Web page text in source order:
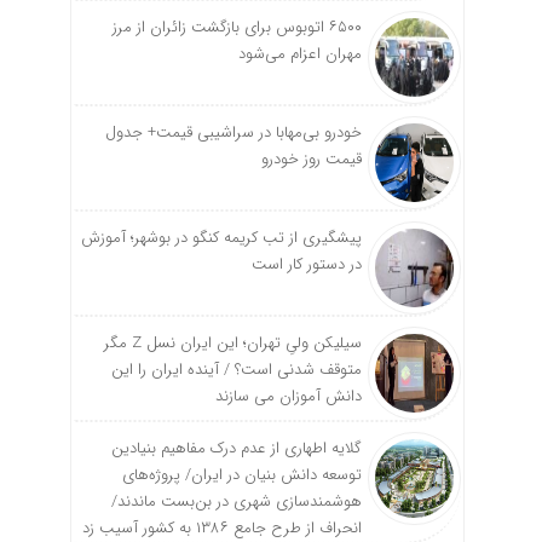
۶۵۰۰ اتوبوس برای بازگشت زائران از مرز
مهران اعزام می‌شود
خودرو بی‌مهابا در سراشیبی قیمت+ جدول
قیمت روز خودرو
پیشگیری از تب کریمه کنگو در بوشهر؛ آموزش
در دستور کار است
سیلیکن ولیِ تهران؛ این ایران نسل Z مگر
متوقف شدنی است؟ / آینده ایران را این
دانش آموزان می سازند
گلایه اطهاری از عدم درک مفاهیم بنیادین
توسعه دانش بنیان در ایران/ پروژه‌های
هوشمندسازی شهری در بن‌بست ماندند/
انحراف از طرح جامع ۱۳۸۶ به کشور آسیب زد